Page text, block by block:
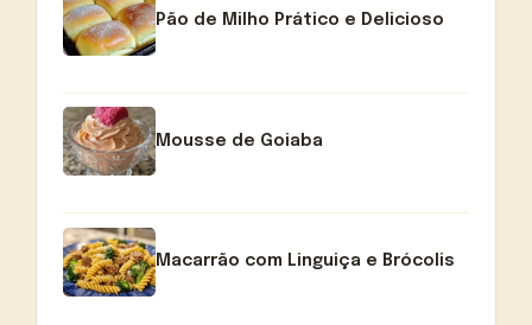
Pão de Milho Prático e Delicioso
Mousse de Goiaba
Macarrão com Linguiça e Brócolis